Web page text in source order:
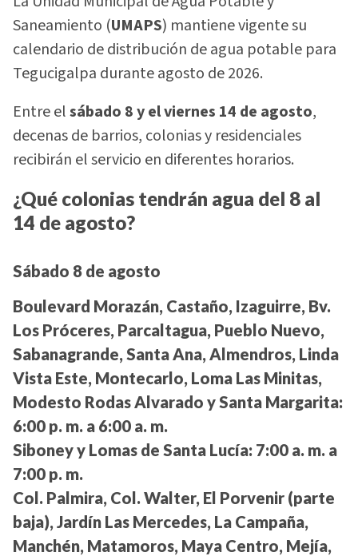
Saneamiento (UMAPS) mantiene vigente su
calendario de distribución de agua potable para
Tegucigalpa durante agosto de 2026.
Entre elsábado 8 y el viernes 14 de agosto,
decenas de barrios, colonias y residenciales
recibirán el servicio en diferentes horarios.
¿Qué colonias tendrán agua del 8 al
14 de agosto?
Sábado 8 de agosto
Boulevard Morazán, Castaño, Izaguirre, Bv.
Los Próceres, Parcaltagua, Pueblo Nuevo,
Sabanagrande, Santa Ana, Almendros, Linda
Vista Este, Montecarlo, Loma Las Minitas,
Modesto Rodas Alvarado y Santa Margarita:
6:00 p. m. a 6:00 a. m.
Siboney y Lomas de Santa Lucía: 7:00 a. m. a
7:00 p. m.
Col. Palmira, Col. Walter, El Porvenir (parte
baja), Jardín Las Mercedes, La Campaña,
Manchén, Matamoros, Maya Centro, Mejía,